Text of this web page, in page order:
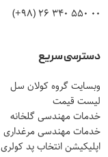
00 550 340 26 (98+)
دسترسی سریع
وبسایت گروه کولان سل
لیست قیمت
خدمات مهندسی گلخانه
خدمات مهندسی مرغداری
اپلیکیشن انتخاب پد کولری